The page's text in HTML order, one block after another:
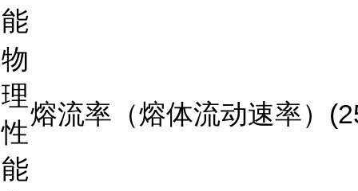
能
物
理
性
能
熔流率（熔体流动速率）